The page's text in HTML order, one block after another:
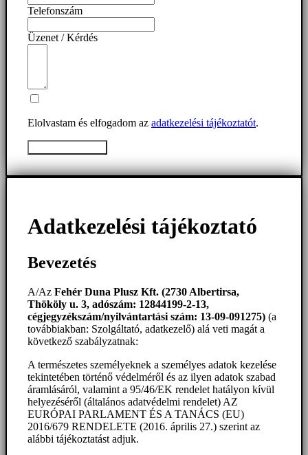
Telefonszám
Üzenet / Kérdés
Elolvastam és elfogadom az adatkezelési tájékoztatót.
Adatkezelési tájékoztató
Bevezetés
A/Az Fehér Duna Plusz Kft. (2730 Albertirsa,
Thököly u. 3, adószám: 12844199-2-13,
cégjegyzékszám/nyilvántartási szám: 13-09-091275) (a
továbbiakban: Szolgáltató, adatkezelő) alá veti magát a
következő szabályzatnak:
A természetes személyeknek a személyes adatok kezelése
tekintetében történő védelméről és az ilyen adatok szabad
áramlásáról, valamint a 95/46/EK rendelet hatályon kívül
helyezéséről (általános adatvédelmi rendelet) AZ
EURÓPAI PARLAMENT ÉS A TANÁCS (EU)
2016/679 RENDELETE (2016. április 27.) szerint az
alábbi tájékoztatást adjuk.